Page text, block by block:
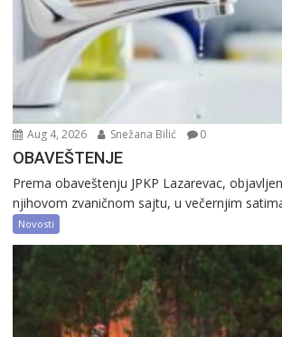
Aug 4, 2026 Snežana Bilić 0
OBAVEŠTENJE
Prema obaveštenju JPKP Lazarevac,
njihovom zvaničnom sajtu, u večernjim
Novosti